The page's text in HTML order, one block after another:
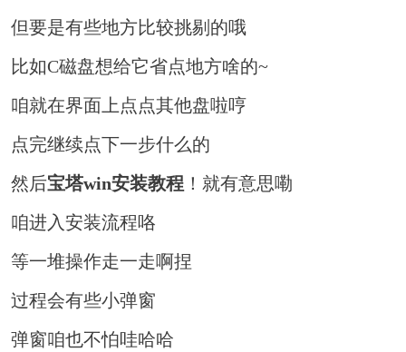
但要是有些地方比较挑剔的哦
比如C磁盘想给它省点地方啥的~
咱就在界面上点点其他盘啦哼
点完继续点下一步什么的
然后宝塔win安装教程 ！就有意思嘞
咱进入安装流程咯
等一堆操作走一走啊捏
过程会有些小弹窗
弹窗咱也不怕哇哈哈